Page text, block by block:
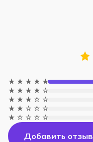
★★★★★
★★★★☆
★★★☆☆
★★☆☆☆
★☆☆☆☆
Добавить отзыв